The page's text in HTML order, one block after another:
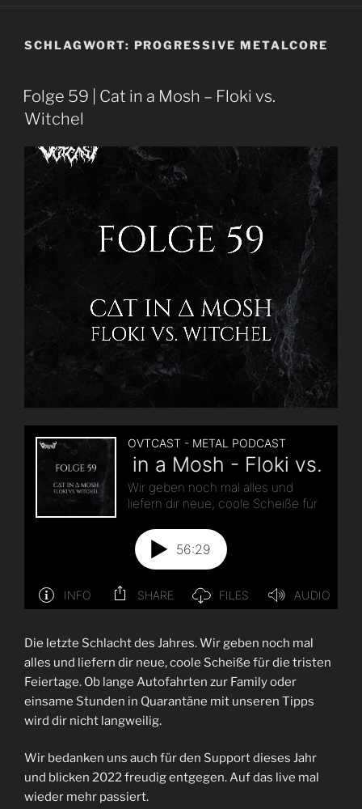
SCHLAGWORT: PROGRESSIVE METALCORE
Folge 59 | Cat in a Mosh – Floki vs.
Witchel
Die letzte Schlacht des Jahres. Wir geben noch mal
alles und liefern dir neue, coole Scheiße für die tristen
Feiertage. Ob lange Autofahrten zur Family oder
einsame Stunden in Quarantäne mit unseren Tipps
wird dir nicht langweilig.
Wir bedanken uns auch für den Support dieses Jahr
und blicken 2022 freudig entgegen. Auf das live mal
wieder mehr passiert.